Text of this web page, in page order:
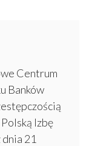
Centrum
Banków
Izbę
21